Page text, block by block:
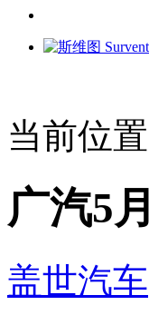
当前位置
广汽5
盖世汽车